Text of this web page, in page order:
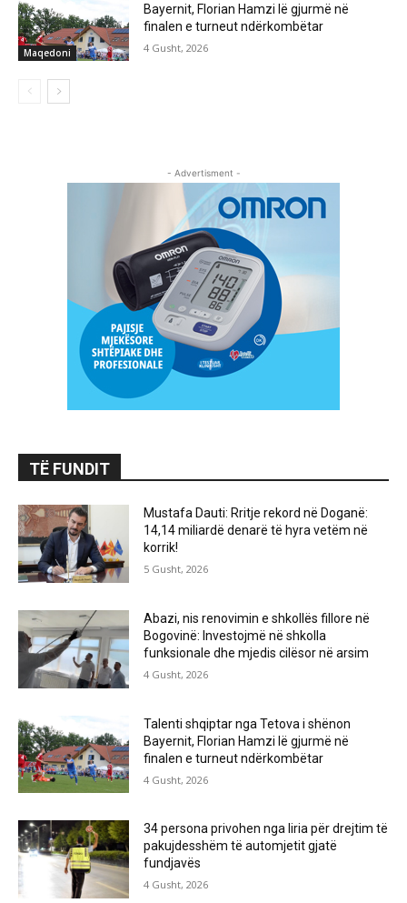
Maqedoni
Bayernit, Florian Hamzi lë gjurmë në
finalen e turneut ndërkombëtar
4 Gusht, 2026
- Advertisment -
TË FUNDIT
Mustafa Dauti: Rritje rekord në Doganë:
14,14 miliardë denarë të hyra vetëm në
korrik!
5 Gusht, 2026
Abazi, nis renovimin e shkollës fillore në
Bogovinë: Investojmë në shkolla
funksionale dhe mjedis cilësor në arsim
4 Gusht, 2026
Talenti shqiptar nga Tetova i shënon
Bayernit, Florian Hamzi lë gjurmë në
finalen e turneut ndërkombëtar
4 Gusht, 2026
34 persona privohen nga liria për drejtim të
pakujdesshëm të automjetit gjatë
fundjavës
4 Gusht, 2026